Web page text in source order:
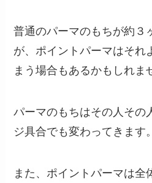
普通のパーマのもちが約３
が、ポイントパーマはそれ
まう場合もあるかもしれま
パーマのもちはその人その
ジ具合でも変わってきます。
また、ポイントパーマは全